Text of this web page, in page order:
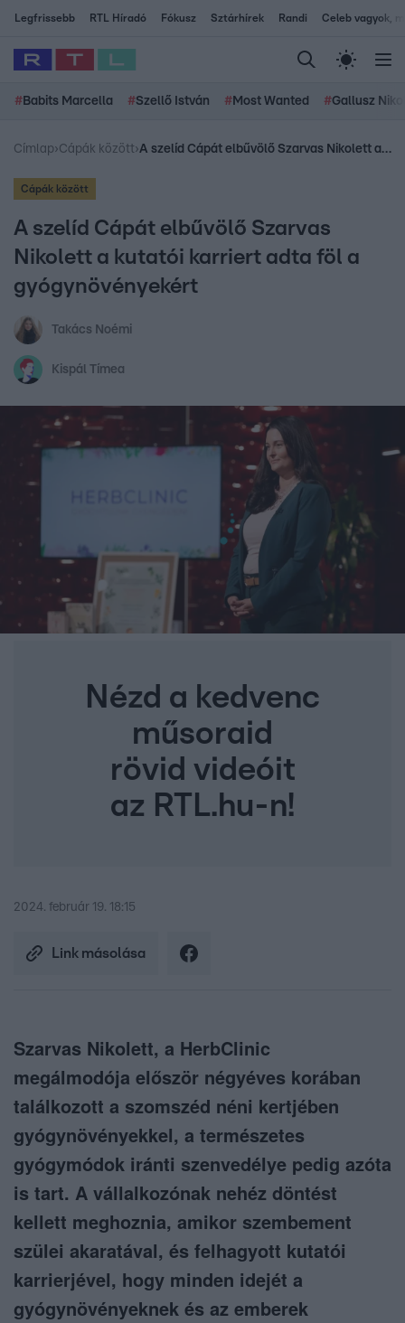
Legfrissebb RTL Híradó Fókusz Sztárhírek Randi Celeb vagyok,
# Babits Marcella #Szellő István # Most Wanted #Gallusz
Címlap›Cápák között› A szelíd Cápát elbűvölő Szarvas Nikolett a kutatói karriert adta föl a gyógynövényekért
Cápák között
A szelíd Cápát elbűvölő Szarvas
Nikolett a kutatói karriert adta föl a
gyógynövényekért
Takács Noémi
Kispál Tímea
Nézd a kedvenc
műsoraid
rövid videóit
az RTL.hu-n!
2024. február 19. 18:15
Link másolása
Szarvas Nikolett, a HerbClinic
megálmodója először négyéves korában
találkozott a szomszéd néni kertjében
gyógynövényekkel, a természetes
gyógymódok iránti szenvedélye pedig azóta
is tart. A vállalkozónak nehéz döntést
kellett meghoznia, amikor szembement
szülei akaratával, és felhagyott kutatói
karrierjével, hogy minden idejét a
gyógynövényeknek és az emberek